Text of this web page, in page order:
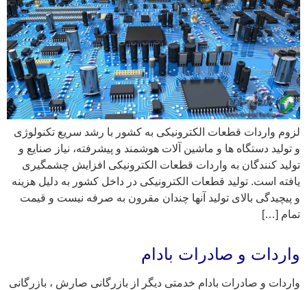
لزوم واردات قطعات الکترونیکی به کشور با رشد سریع تکنولوژی
و تولید دستگاه ها و ماشین آلات هوشمند و پیشرفته، نیاز صنایع و
تولید کنندگان به واردات قطعات الکترونیکی افزایش چشمگیری
یافته است. تولید قطعات الکترونیکی در داخل کشور به دلیل هزینه
و پیچیدگی بالای تولید آنها چندان مقرون به صرفه نیست و قیمت
تمام […]
واردات و صادرات بادام
واردات و صادرات بادام خدمتی دیگر از بازرگانی صارش ، بازرگانی